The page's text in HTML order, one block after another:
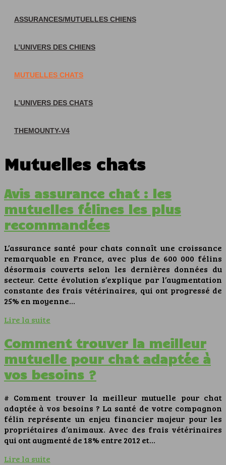
ASSURANCES/MUTUELLES CHIENS
L’UNIVERS DES CHIENS
MUTUELLES CHATS
L’UNIVERS DES CHATS
THEMOUNTY-V4
Mutuelles chats
Avis assurance chat : les
mutuelles félines les plus
recommandées
L’assurance santé pour chats connaît une croissance
remarquable en France, avec plus de 600 000 félins
désormais couverts selon les dernières données du
secteur. Cette évolution s’explique par l’augmentation
constante des frais vétérinaires, qui ont progressé de
25% en moyenne…
Lire la suite
Comment trouver la meilleur
mutuelle pour chat adaptée à
vos besoins ?
# Comment trouver la meilleur mutuelle pour chat
adaptée à vos besoins ? La santé de votre compagnon
félin représente un enjeu financier majeur pour les
propriétaires d’animaux. Avec des frais vétérinaires
qui ont augmenté de 18% entre 2012 et…
Lire la suite